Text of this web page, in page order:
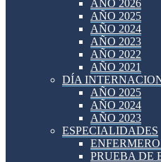
AÑO 2026
AÑO 2025
AÑO 2024
AÑO 2023
AÑO 2022
AÑO 2021
DÍA
AÑO 2025
AÑO 2024
AÑO 2023
ESPECIALIDADES
PRUEBA DE